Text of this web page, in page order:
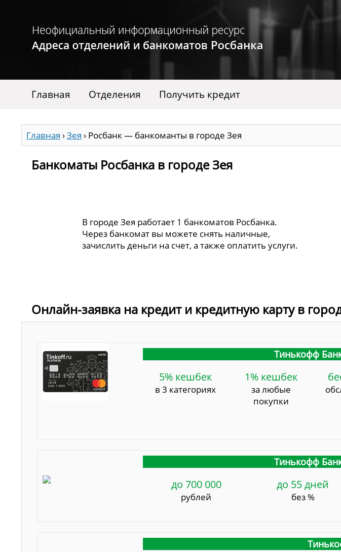
Главная Отделения Получить кредит
Главная ›Зея › Росбанк — банкоманты в городе Зея
Банкоматы Росбанка в городе Зея
В городе Зея работает 1 банкоматов Росбанка.
Через банкомат вы можете снять наличные,
зачислить деньги на счет, а также оплатить услуги.
Онлайн-заявка на кредит и кредитную карту в
Тинькофф
5% кешбек
в 3 категориях
1% кешбек
за любые
покупки
Тинькофф
до 700 000
рублей
до 55 дней
без %